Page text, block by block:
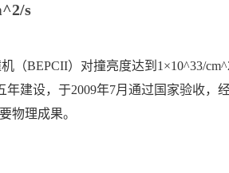
s
（BEPCII）对撞亮度达到1×10^33/
年建设，于2009年7月通过国家验收，
物理成果。